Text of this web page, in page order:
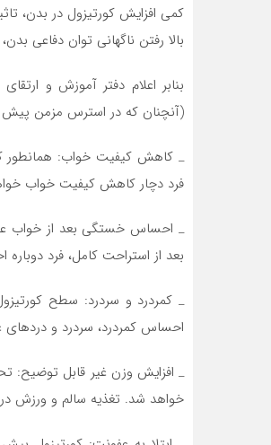
کمی افزایش کورتیزول در بدن،
بالا رفتن ناگهانی توان دفاعی
بنابر اعلام دفتر آموزش و
(آنچنان که در استرس مزمن پیش
_ کاهش کیفیت خواب: همانطور
فرد دچار کاهش کیفیت خواب
_ احساس خستگی بعد از خواب
بعد از استراحت کامل، فرد
_ کمردرد و سردرد: سطح
احساس کمردرد، سردرد و درد‌های
_ افزایش وزن غیر قابل توضیح:
خواهد شد. تغذیه سالم و ورزش